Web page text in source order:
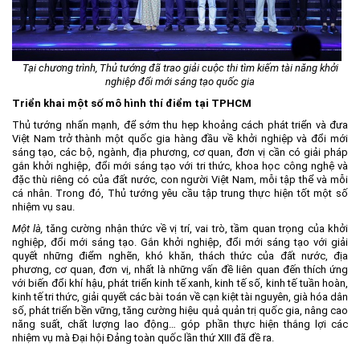
Tại chương trình, Thủ tướng đã trao giải cuộc thi tìm kiếm tài năng khởi
nghiệp đổi mới sáng tạo quốc gia
Triển khai một số mô hình thí điểm tại TPHCM
Thủ tướng nhấn mạnh, để sớm thu hẹp khoảng cách phát triển và đưa
Việt Nam trở thành một quốc gia hàng đầu về khởi nghiệp và đổi mới
sáng tạo, các bộ, ngành, địa phương, cơ quan, đơn vị cần có giải pháp
gắn khởi nghiệp, đổi mới sáng tạo với tri thức, khoa học công nghệ và
đặc thù riêng có của đất nước, con người Việt Nam, mỗi tập thể và mỗi
cá nhân. Trong đó, Thủ tướng yêu cầu tập trung thực hiện tốt một số
nhiệm vụ sau.
Một là, tăng cường nhận thức về vị trí, vai trò, tầm quan trọng của khởi
nghiệp, đổi mới sáng tạo. Gắn khởi nghiệp, đổi mới sáng tạo với giải
quyết những điểm nghẽn, khó khăn, thách thức của đất nước, địa
phương, cơ quan, đơn vị, nhất là những vấn đề liên quan đến thích ứng
với biến đổi khí hậu, phát triển kinh tế xanh, kinh tế số, kinh tế tuần hoàn,
kinh tế tri thức, giải quyết các bài toán về cạn kiệt tài nguyên, già hóa dân
số, phát triển bền vững, tăng cường hiệu quả quản trị quốc gia, nâng cao
năng suất, chất lượng lao động… góp phần thực hiện thắng lợi các
nhiệm vụ mà Đại hội Đảng toàn quốc lần thứ XIII đã đề ra.